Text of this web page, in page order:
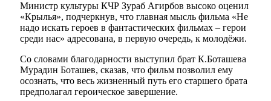
Министр культуры КЧР Зураб Агирбов высоко оценил
«Крылья», подчеркнув, что главная мысль фильма «Не
надо искать героев в фантастических фильмах – герои
среди нас» адресована, в первую очередь, к молодёжи.
Со словами благодарности выступил брат К.Боташева
Мурадин Боташев, сказав, что фильм позволил ему
осознать, что весь жизненный путь его старшего брата
предполагал героическое завершение.